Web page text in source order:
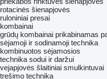
rotacinės šienapjovės
ruloniniai presai
kombainai
grūdų kombainai prikabinamas
sėjamoji ir sodinamoji technika
kombinuotos sėjamosios
technika sodui ir daržui
vejapjovės šlaitiniai smulkintuvai
tręšimo technika